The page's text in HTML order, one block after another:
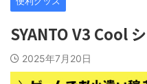
SYANTO V3 Cool
2025年7月20日